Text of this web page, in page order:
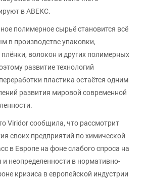
в АВЕКС.
полимерное сырьё становится всё
в производстве упаковки,
плёнки, волокон и других полимерных
развитие технологий
пластика остаётся одним
развития мировой современной
Viridor сообщила, что рассмотрит
своих предприятий по химической
в Европе на фоне слабого спроса на
неопределенности в нормативно-
кризиса в европейской индустрии